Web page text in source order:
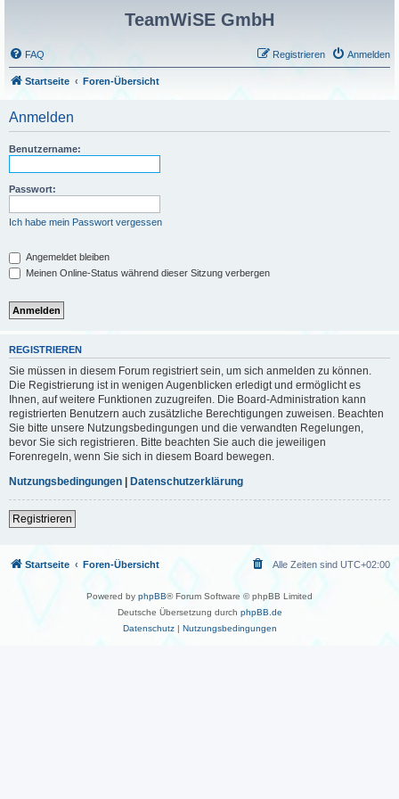
TeamWiSE GmbH
FAQ Anmelden
Registrieren
Startseite Foren-Übersicht
Anmelden
Benutzername:
Passwort:
Ich habe mein Passwort vergessen
Angemeldet bleiben
Meinen Online-Status während dieser Sitzung verbergen
REGISTRIEREN
Sie müssen in diesem Forum registriert sein, um sich anmelden zu können.
Die Registrierung ist in wenigen Augenblicken erledigt und ermöglicht es
Ihnen, auf weitere Funktionen zuzugreifen. Die Board-Administration kann
registrierten Benutzern auch zusätzliche Berechtigungen zuweisen. Beachten
Sie bitte unsere Nutzungsbedingungen und die verwandten Regelungen,
bevor Sie sich registrieren. Bitte beachten Sie auch die jeweiligen
Forenregeln, wenn Sie sich in diesem Board bewegen.
Nutzungsbedingungen | Datenschutzerklärung
Registrieren
Startseite Foren-Übersicht Alle Zeiten sind UTC+02:00
Powered by phpBB® Forum Software © phpBB Limited
Deutsche Übersetzung durch phpBB.de
Datenschutz| Nutzungsbedingungen